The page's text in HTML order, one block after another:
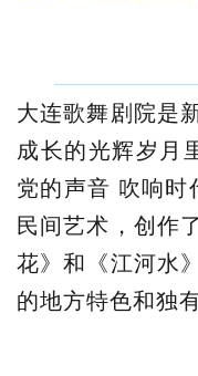
大连歌舞剧院是
成长的光辉岁月
党的声音 吹响时
民间艺术，创作
花》和《江河水
的地方特色和独